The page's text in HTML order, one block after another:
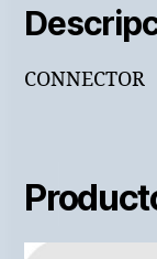
CONNECTOR